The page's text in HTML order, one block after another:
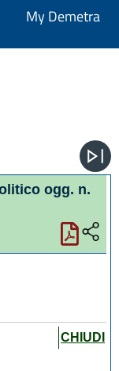
My Demetra
ogg. n.
CHIUDI